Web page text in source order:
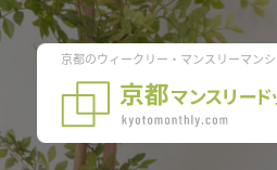
京都のウィークリー・マンスリーマン